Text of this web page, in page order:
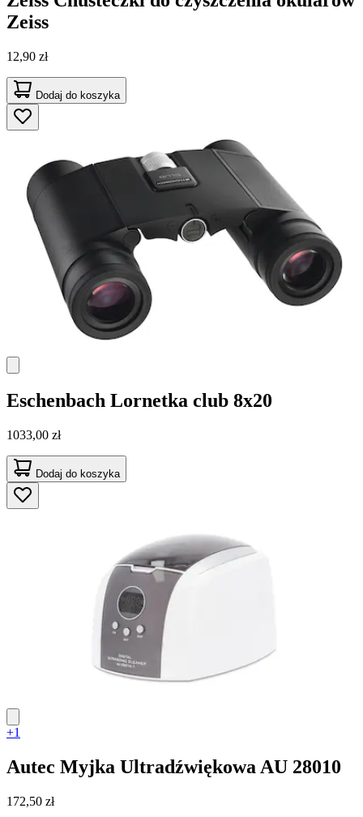
Zeiss
12,90 zł
Dodaj do koszyka
Eschenbach Lornetka club 8x20
1033,00 zł
Dodaj do koszyka
+1
Autec Myjka Ultradźwiękowa AU 28010
172,50 zł